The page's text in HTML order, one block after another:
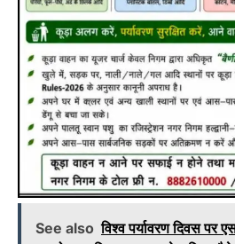
See also विश्व पर्यावरण दिवस पर